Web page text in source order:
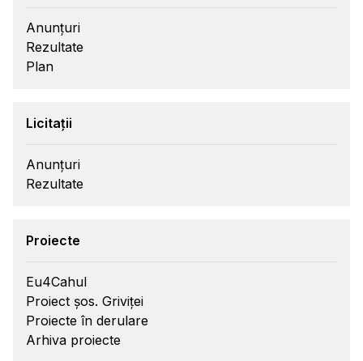
Anunțuri
Rezultate
Plan
Licitații
Anunțuri
Rezultate
Proiecte
Eu4Cahul
Proiect șos. Griviței
Proiecte în derulare
Arhiva proiecte